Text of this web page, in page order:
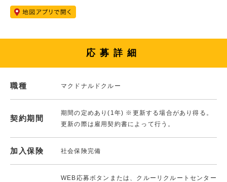
応募詳細
職種 マクドナルドクルー
契約期間
期間の定めあり(1年) ※更新する場合があり得る。
更新の際は雇用契約書によって行う。
加入保険 社会保険完備
WEB応募ボタンまたは、クルーリクルートセンター